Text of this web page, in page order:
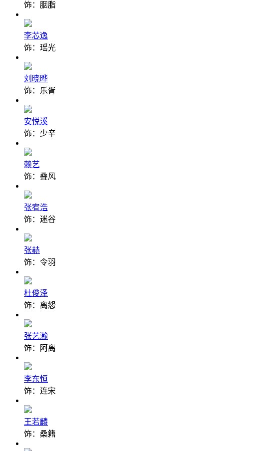
饰：胭脂
李芯逸
饰：瑶光
刘晓晔
饰：乐胥
安悦溪
饰：少辛
赖艺
饰：叠风
张宥浩
饰：迷谷
张赫
饰：令羽
杜俊泽
饰：离怨
张艺瀚
饰：阿离
李东恒
饰：连宋
王若麟
饰：桑籍